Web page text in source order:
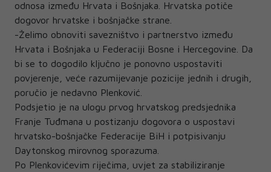
odnosa između Hrvata i Bošnjaka. Hrvatska potiče
dogovor hrvatske i bošnjačke strane.
-Želimo obnoviti savezništvo i partnerstvo između
Hrvata i Bošnjaka u Federaciji Bosne i Hercegovine. Da
bi se to dogodilo ključno je ponovno uspostaviti
povjerenje, veće razumijevanje pozicije jednih i drugih,
poručio je nedavno Plenković.
Podsjetio je na ulogu prvog hrvatskog predsjednika
Franje Tuđmana u postizanju dogovora o uspostavi
hrvatsko-bošnjačke Federacije BiH i potpisivanju
Daytonskog mirovnog sporazuma.
Po Plenkovićevim riječima, uvjet za stabiliziranje